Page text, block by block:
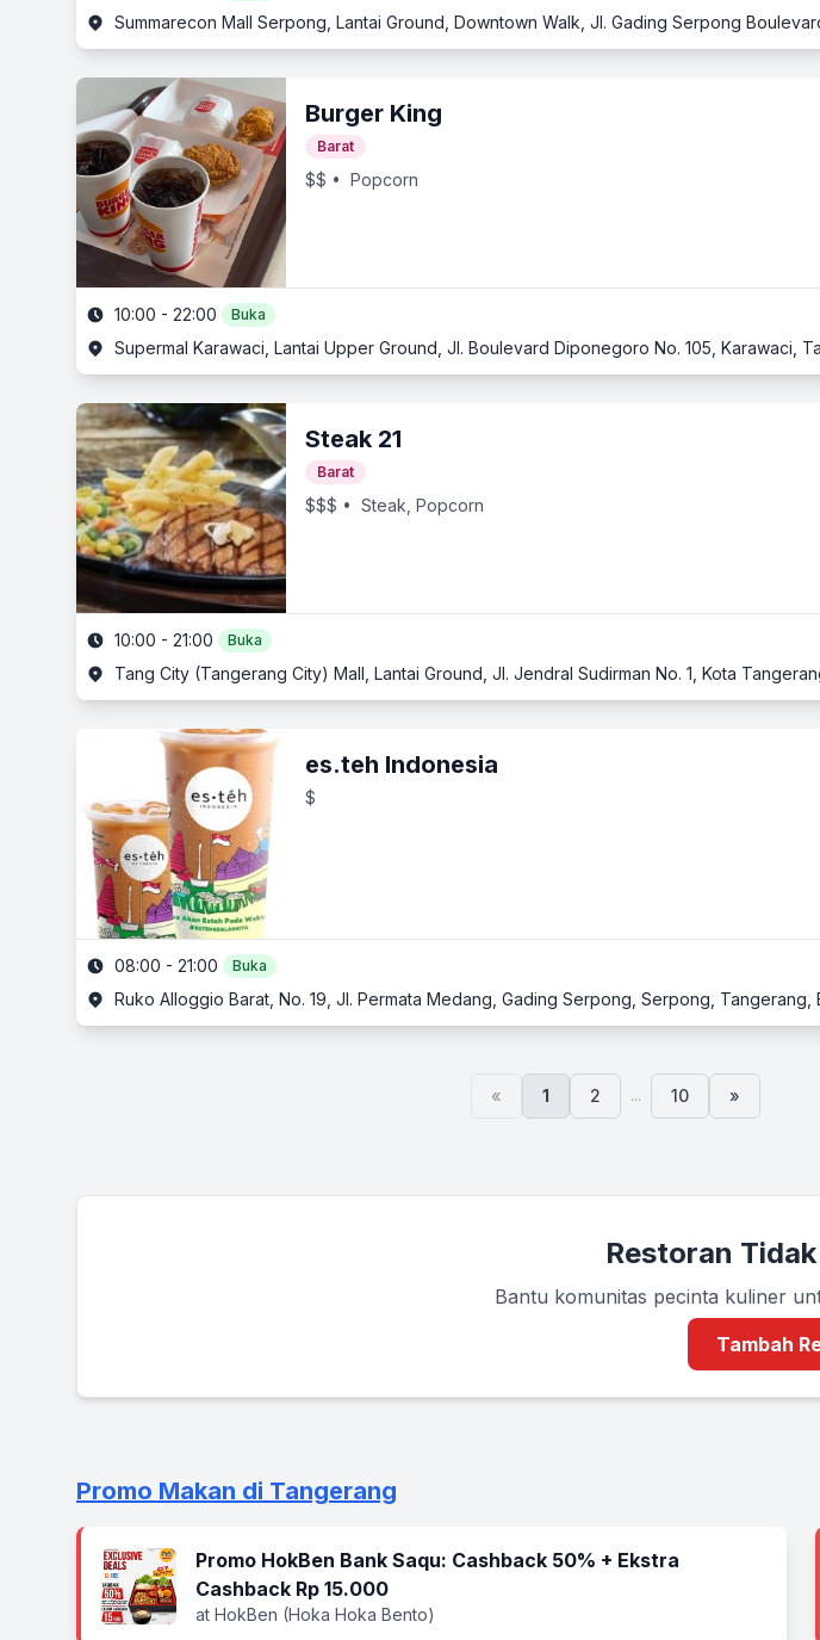
Burger King
Barat
$$ • Popcorn
10:00 - 22:00 Buka
Supermal Karawaci, Lantai Upper Ground, Jl. Boulevard Diponegoro No. 105, Karawaci,
Steak 21
Barat
$$$ • Steak, Popcorn
10:00 - 21:00 Buka
Tang City (Tangerang City) Mall, Lantai Ground, Jl. Jendral Sudirman No. 1, Kota
es.teh Indonesia
$
08:00 - 21:00 Buka
Ruko Alloggio Barat, No. 19, Jl. Permata Medang, Gading Serpong, Serpong, Tangerang,
« 1 2 ... 10 »
Restoran
Bantu komunitas pecinta kuliner
Tambah
Promo Makan di Tangerang
Promo HokBen Bank Saqu: Cashback 50% + Ekstra
Cashback Rp 15.000
at HokBen (Hoka Hoka Bento)